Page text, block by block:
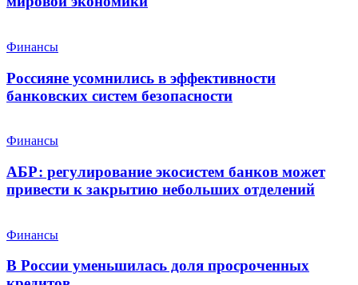
Финансы
Россияне усомнились в эффективности
банковских систем безопасности
Финансы
АБР: регулирование экосистем банков может
привести к закрытию небольших отделений
Финансы
В России уменьшилась доля просроченных